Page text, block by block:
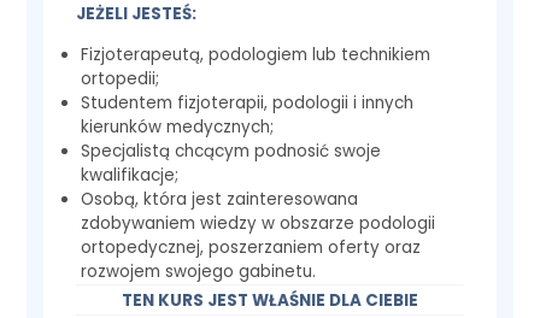
JEŻELI JESTEŚ:
Fizjoterapeutą, podologiem lub technikiem
ortopedii;
Studentem fizjoterapii, podologii i innych
kierunków medycznych;
Specjalistą chcącym podnosić swoje
kwalifikacje;
Osobą, która jest zainteresowana
zdobywaniem wiedzy w obszarze podologii
ortopedycznej, poszerzaniem oferty oraz
rozwojem swojego gabinetu.
TEN KURS JEST WŁAŚNIE DLA CIEBIE